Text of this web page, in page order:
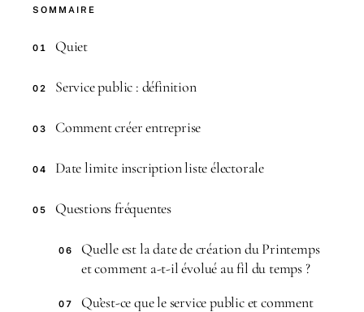
SOMMAIRE
01 Quiet
02 Service public : définition
03 Comment créer entreprise
04 Date limite inscription liste électorale
05 Questions fréquentes
06
Quelle est la date de création du Printemps
et comment a-t-il évolué au fil du temps ?
07
Qu’est-ce que le service public et comment